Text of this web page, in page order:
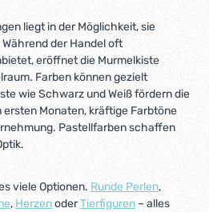
liegt in der Möglichkeit, sie
Während der Handel oft
eröffnet die Murmelkiste
Farben können gezielt
wie Schwarz und Weiß fördern die
ersten Monaten, kräftige Farbtöne
Pastellfarben schaffen
viele Optionen. Runde Perlen,
, HerzenoderTierfiguren – alles